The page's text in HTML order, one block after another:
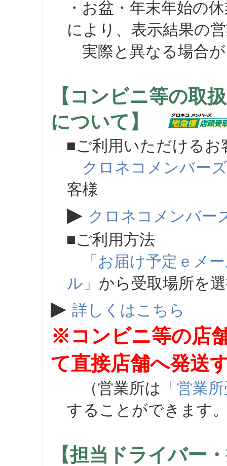
・お盆・年末年始の
により、表示結果の
実際と異なる場合が
【コンビニ等の取
について】
■ご利用いただけるお
クロネコメンバーズ
客様
▶ クロネコメンバー
■ご利用方法
「お届け予定ｅメ
ル」 から受取場所を
▶ 詳しくはこちら
※コンビニ等の店
て直接店舗へ発送
（営業所は 「営業
することができます
【担当ドライバー